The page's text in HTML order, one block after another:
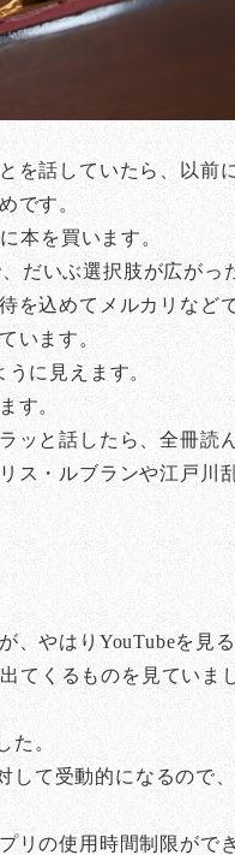
を話していたら、以前
です。
本を買います。
だいぶ選択肢が広がっ
を込めてメルカリなど
います。
に見えます。
す。
ッと話したら、全冊読
ス・ルブランや江戸川
やはりYouTubeを見
てくるものを見ていま
た。
して受動的になるので
リの使用時間制限がで